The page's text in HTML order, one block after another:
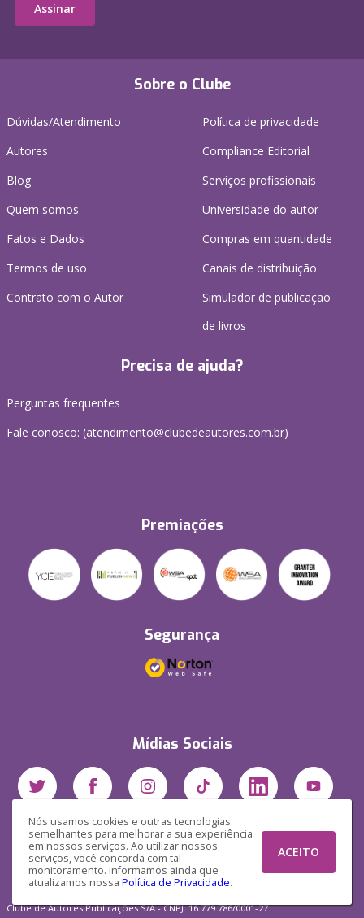
Nós usamos cookies e outras tecnologias
semelhantes para melhorar a sua experiência
em nossos serviços. Ao utilizar nossos
serviços, você concorda com tal
monitoramento. Informamos ainda que
atualizamos nossa Política de Privacidade.
ACEITO
Sobre o Clube
Dúvidas/Atendimento
Autores
Blog
Quem somos
Fatos e Dados
Termos de uso
Contrato com o Autor
Política de privacidade
Compliance Editorial
Serviços profissionais
Universidade do autor
Compras em quantidade
Canais de distribuição
Simulador de publicação
de livros
Precisa de ajuda?
Perguntas frequentes
Fale conosco: (atendimento@clubedeautores.com.br)
Premiações
Segurança
Mídias Sociais
Assinar
Clube de Autores Publicações S/A - CNPJ: 16.779.786/0001-27